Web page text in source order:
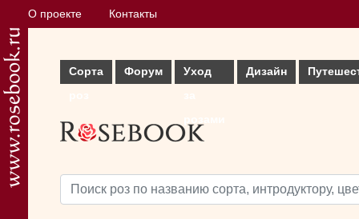
О проекте Контакты
Сорта
Форум
Уход
Дизайн